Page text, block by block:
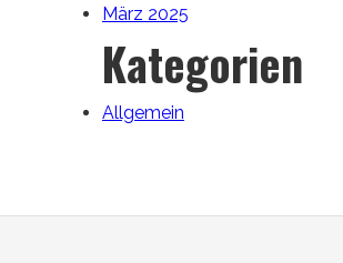
März 2025
Kategorien
Allgemein